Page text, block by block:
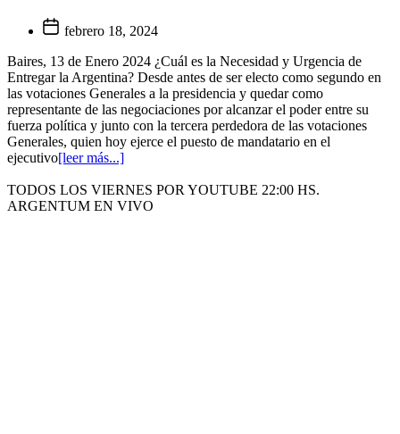
febrero 18, 2024
Baires, 13 de Enero 2024 ¿Cuál es la Necesidad y Urgencia de
Entregar la Argentina? Desde antes de ser electo como segundo en
las votaciones Generales a la presidencia y quedar como
representante de las negociaciones por alcanzar el poder entre su
fuerza política y junto con la tercera perdedora de las votaciones
Generales, quien hoy ejerce el puesto de mandatario en el
ejecutivo[leer más...]
TODOS LOS VIERNES POR YOUTUBE 22:00 HS.
ARGENTUM EN VIVO